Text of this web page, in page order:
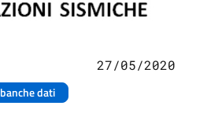
banche dati
27/05/2020